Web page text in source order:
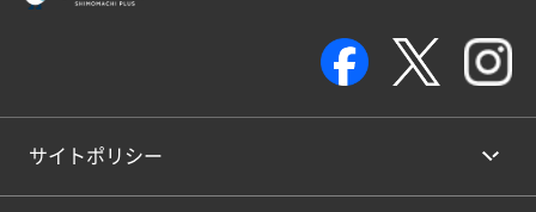
サイトポリシー